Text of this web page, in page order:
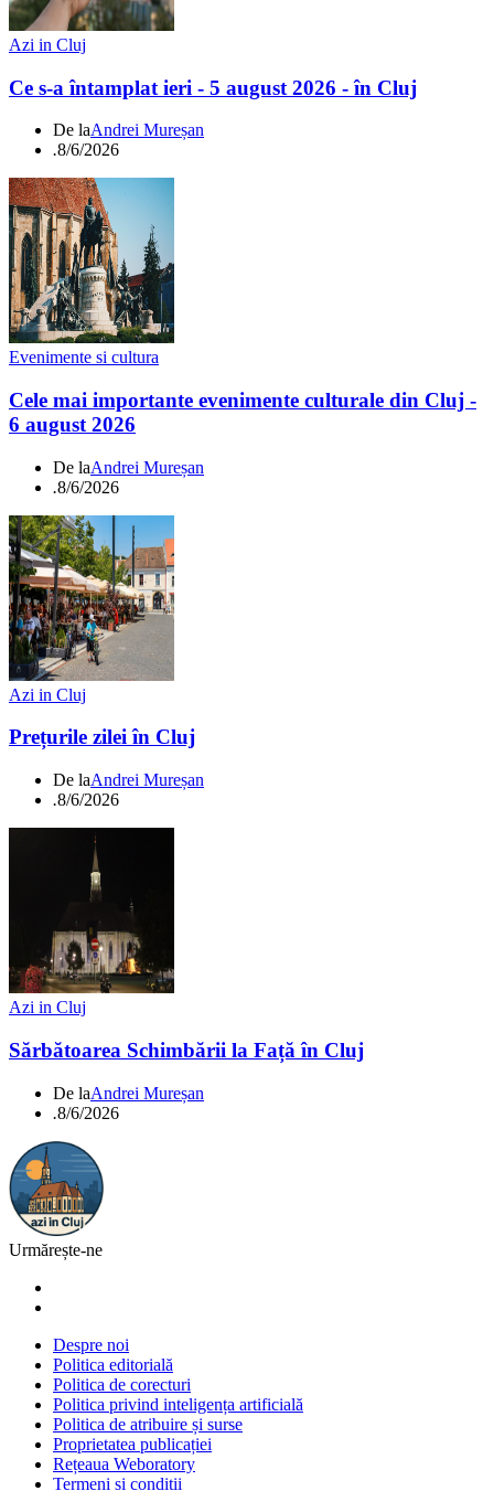
Azi in Cluj
Ce s-a întamplat ieri - 5 august 2026 - în Cluj
De laAndrei Mureșan
.8/6/2026
Evenimente si cultura
Cele mai importante evenimente culturale din Cluj -
6 august 2026
De laAndrei Mureșan
.8/6/2026
Azi in Cluj
Prețurile zilei în Cluj
De laAndrei Mureșan
.8/6/2026
Azi in Cluj
Sărbătoarea Schimbării la Față în Cluj
De laAndrei Mureșan
.8/6/2026
Urmărește-ne
Despre noi
Politica editorială
Politica de corecturi
Politica privind inteligența artificială
Politica de atribuire și surse
Proprietatea publicației
Rețeaua Weboratory
Termeni și condiții